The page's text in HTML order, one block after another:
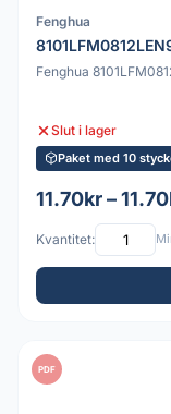
Fenghua
Fenghua
Slut i lager
Paket med 10
11.70kr –
Kvantitet:
PDF